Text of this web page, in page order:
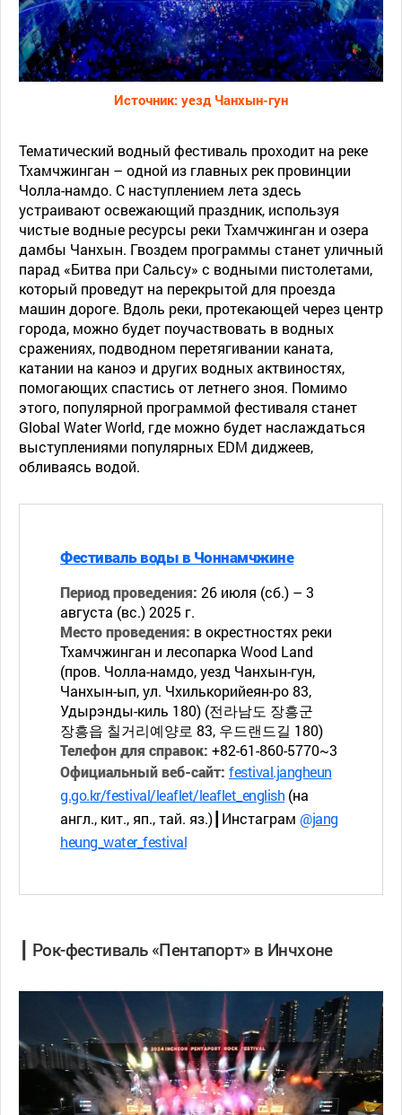
Источник: уезд Чанхын-гун
Тематический водный фестиваль проходит на реке
Тхамчжинган – одной из главных рек провинции
Чолла-намдо. С наступлением лета здесь
устраивают освежающий праздник, используя
чистые водные ресурсы реки Тхамчжинган и озера
дамбы Чанхын. Гвоздем программы станет уличный
парад «Битва при Сальсу» с водными пистолетами,
который проведут на перекрытой для проезда
машин дороге. Вдоль реки, протекающей через центр
города, можно будет поучаствовать в водных
сражениях, подводном перетягивании каната,
катании на каноэ и других водных актвиностях,
помогающих спастись от летнего зноя. Помимо
этого, популярной программой фестиваля станет
Global Water World, где можно будет наслаждаться
выступлениями популярных EDM диджеев,
обливаясь водой.
Фестиваль воды в Чоннамчжине
Период проведения: 26 июля (сб.) – 3
августа (вс.) 2025 г.
Место проведения: в окрестностях реки
Тхамчжинган и лесопарка Wood Land
(пров. Чолла-намдо, уезд Чанхын-гун,
Чанхын-ып, ул. Чхилькорийеян-ро 83,
Удырэнды-киль 180) (전라남도 장흥군
장흥읍 칠거리예양로 83, 우드랜드길 180)
Телефон для справок: +82-61-860-5770~3
Официальный веб-сайт: festival.jangheun
g.go.kr/festival/leaflet/leaflet_english (на
англ., кит., яп., тай. яз.)┃Инстаграм @jang
heung_water_festival
┃ Рок-фестиваль «Пентапорт» в Инчхоне